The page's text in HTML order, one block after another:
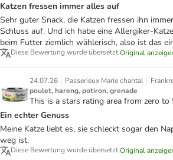
Katzen fressen immer alles auf
Sehr guter Snack, die Katzen fressen ihn
Schluss auf. Und ich habe eine Allergiker-
beim Futter ziemlich wählerisch, also ist das
Diese Bewertung wurde übersetzt.Original
24.07.26 | Passerieux Marie chantal |
poulet, hareng, potiron, grenade
This is a stars rating area from zero to
Ein echter Genuss
Meine Katze liebt es, sie schleckt sogar den
weg ist.
Diese Bewertung wurde übersetzt.Original